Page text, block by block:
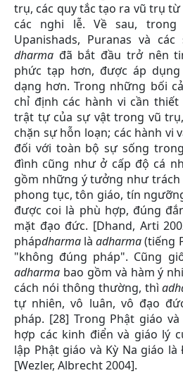
trụ, các quy tắc tạo ra vũ trụ
các nghi lễ. Về sau, trong
Upanishads, Puranas và
dharma đã bắt đầu trở nên
phức tạp hơn, được áp
dạng hơn. Trong những bối
chỉ định các hành vi cần
trật tự của sự vật trong vũ
chặn sự hỗn loạn; các hành vi
đối với toàn bộ sự sống
đình cũng như ở cấp độ cá
gồm những ý tưởng như trách
phong tục, tôn giáo, tín
được coi là phù hợp, đúng
mặt đạo đức. [Dhand, Arti
phápdharma làadharma(tiếng
"không đúng pháp". Cũng
adharma bao gồm và hàm ý
cách nói thông thường, thì
tự nhiên, vô luân, vô đạo
pháp. [28] Trong Phật giáo
hợp các kinh điển và giáo lý
lập Phật giáo và Kỳ Na giáo
[Wezler, Albrecht 2004].